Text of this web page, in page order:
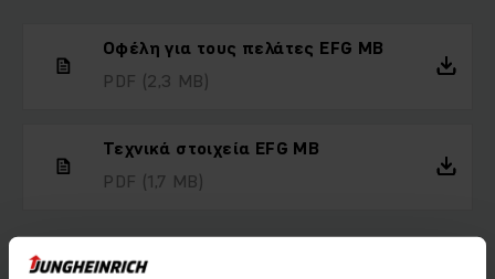
Οφέλη για τους πελάτες EFG MB
PDF (2,3 MB)
Τεχνικά στοιχεία EFG MB
PDF (1,7 MB)